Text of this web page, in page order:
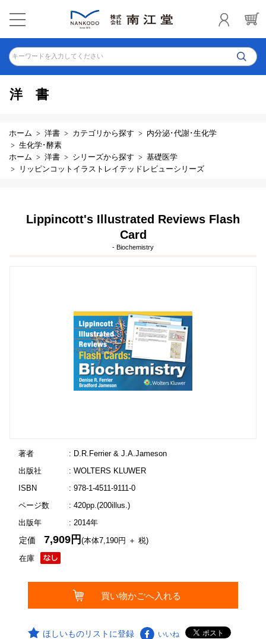
キーワードを入力してください
洋書
ホーム 洋書 カテゴリから探す
内分泌･代謝･生化学
生化学･酵素
ホーム
洋書 シリーズから探す
基礎医学
リッピンコットイラストレイテッドレビューシリーズ
Lippincott's Illustrated Reviews Flash
Card
- Biochemistry
著者
: D.R.Ferrier & J.A.Jameson
出版社
: WOLTERS KLUWER
ISBN
: 978-1-4511-9111-0
ページ数
: 420pp.(200illus.)
出版年
: 2014年
在庫
定価7,909円(本体7,190円 ＋ 税)
ほしいものリストに登録 いいね